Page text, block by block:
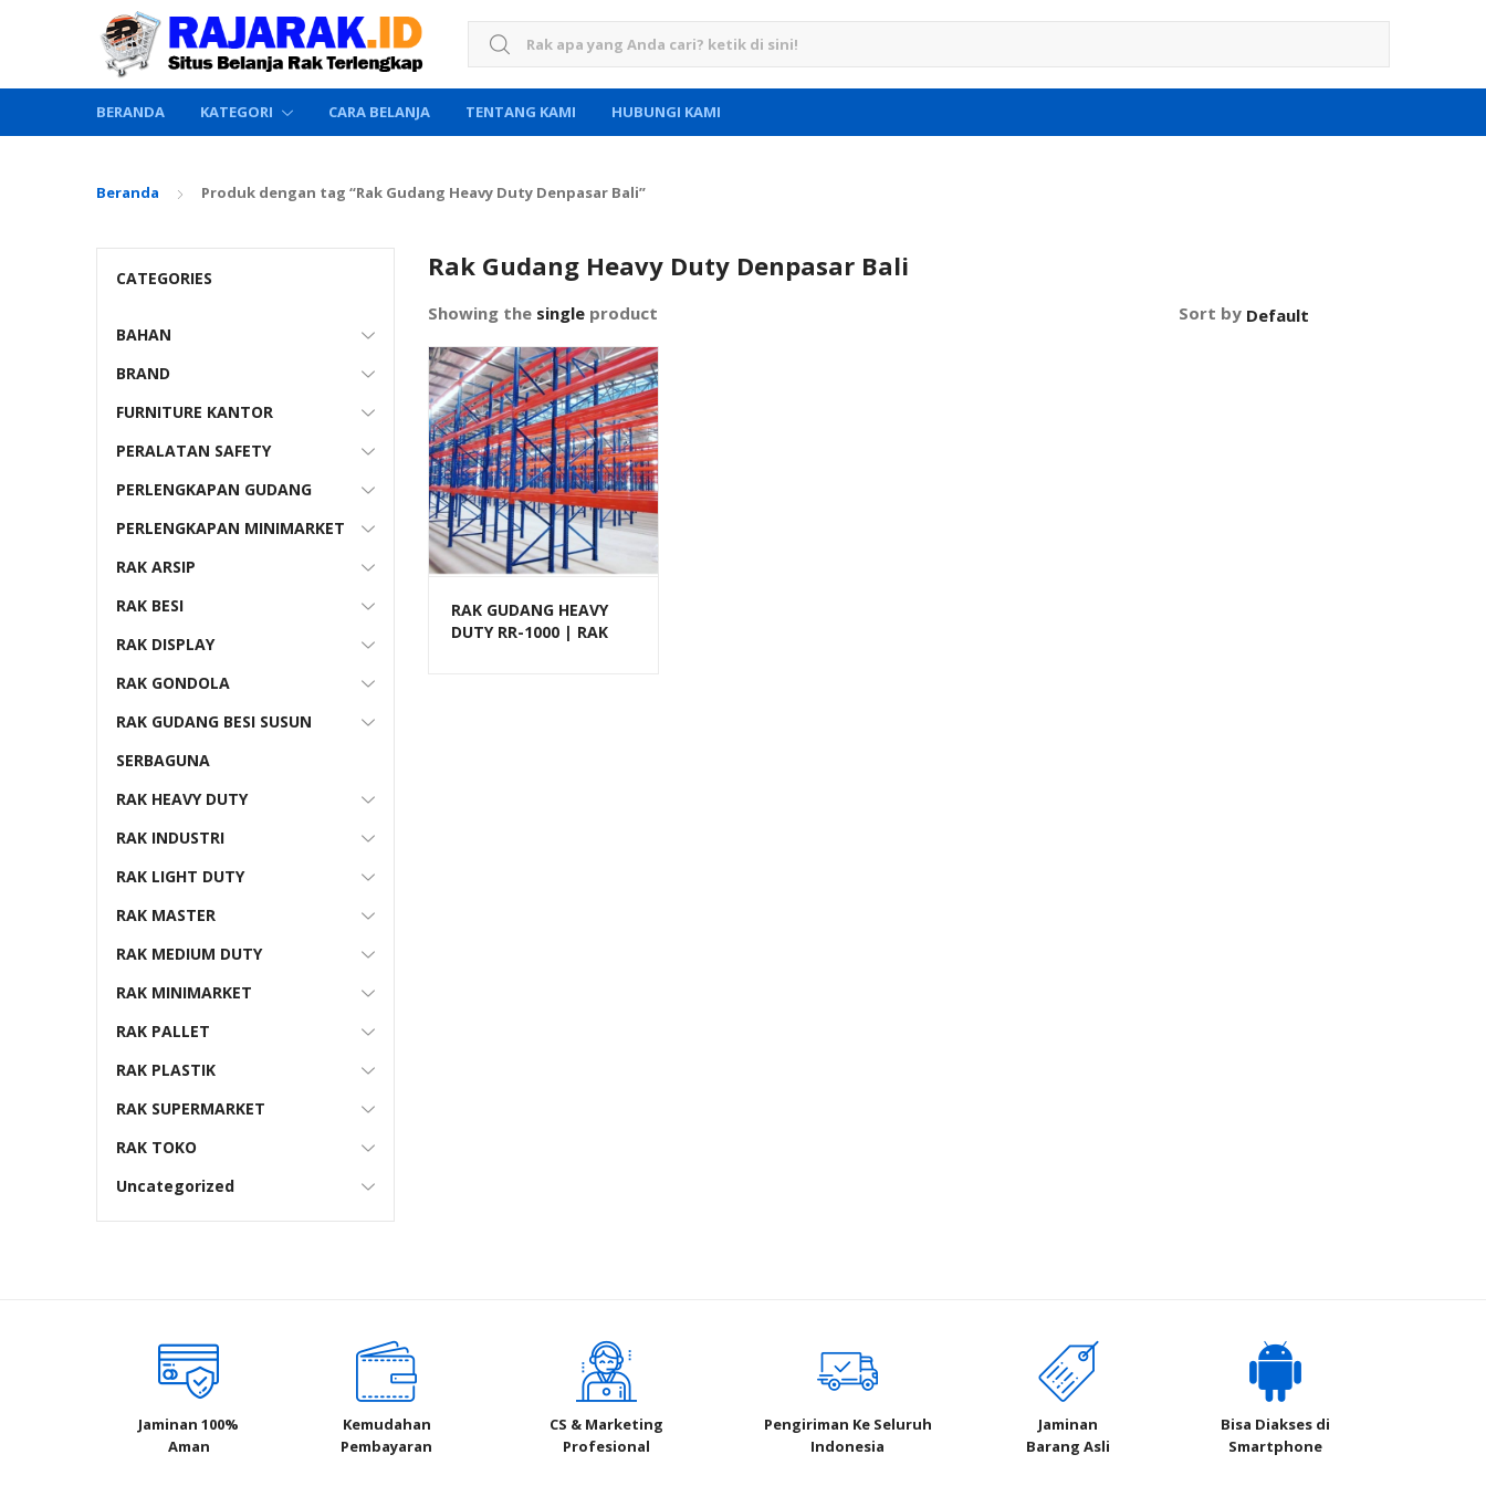
Search for:
BERANDA KATEGORI CARA BELANJA TENTANG KAMI HUBUNGI KAMI
Beranda Produk dengan tag “Rak Gudang Heavy Duty Denpasar Bali”
Rak Gudang Heavy Duty Denpasar Bali
Showing the single product Sort by
RAK GUDANG HEAVY
DUTY RR-1000 | RAK
CATEGORIES
BAHAN
BRAND
FURNITURE KANTOR
PERALATAN SAFETY
PERLENGKAPAN GUDANG
PERLENGKAPAN MINIMARKET
RAK ARSIP
RAK BESI
RAK DISPLAY
RAK GONDOLA
RAK GUDANG BESI SUSUN
SERBAGUNA
RAK HEAVY DUTY
RAK INDUSTRI
RAK LIGHT DUTY
RAK MASTER
RAK MEDIUM DUTY
RAK MINIMARKET
RAK PALLET
RAK PLASTIK
RAK SUPERMARKET
RAK TOKO
Uncategorized
Jaminan 100%
Aman
Kemudahan
Pembayaran
CS & Marketing
Profesional
Pengiriman Ke Seluruh
Indonesia
Jaminan
Barang Asli
Bisa Diakses di
Smartphone